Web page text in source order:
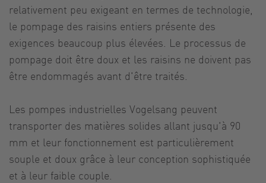
relativement peu exigeant en termes de technologie,
le pompage des raisins entiers présente des
exigences beaucoup plus élevées. Le processus de
pompage doit être doux et les raisins ne doivent pas
être endommagés avant d'être traités.
Les pompes industrielles Vogelsang peuvent
transporter des matières solides allant jusqu'à 90
mm et leur fonctionnement est particulièrement
souple et doux grâce à leur conception sophistiquée
et à leur faible couple.